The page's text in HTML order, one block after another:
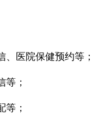
医院保健预约等；
等；
等；